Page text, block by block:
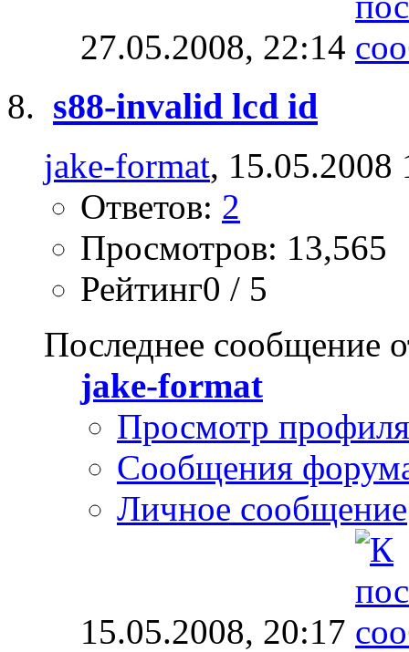
27.05.2008, 22:14
s88-invalid lcd id
jake-format, 15.05.2008
Ответов: 2
Просмотров: 13,565
Рейтинг0 / 5
Последнее сообщение
jake-format
Просмотр профиля
Сообщения
Личное сообщение
15.05.2008, 20:17